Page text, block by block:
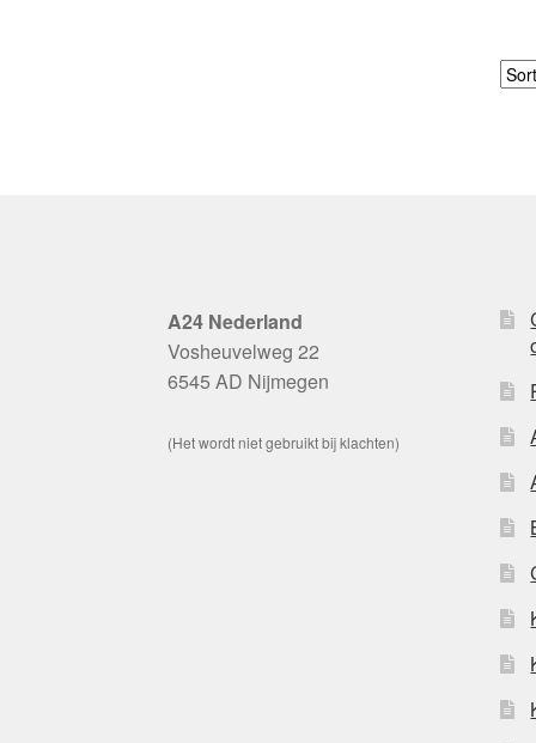
A24 Nederland
Vosheuvelweg 22
6545 AD Nijmegen
(Het wordt niet gebruikt bij klachten)